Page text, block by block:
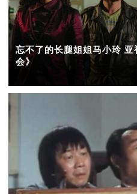
忘不了的长腿姐姐马小玲
会》